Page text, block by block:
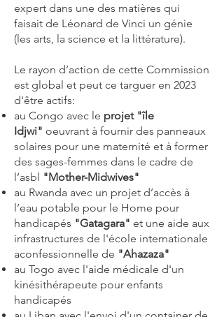
expert dans une des matières qui
faisait de Léonard de Vinci un génie
(les arts, la science et la littérature).
Le rayon d’action de cette Commission
est global et peut ce targuer en 2023
d'être actifs:
au Congo avec le projet "île
Idjwi" oeuvrant à fournir des panneaux
solaires pour une maternité et à former
des sages-femmes dans le cadre de
l’asbl "Mother-Midwives"
au Rwanda avec un projet d’accès à
l’eau potable pour le Home pour
handicapés "Gatagara" et une aide aux
infrastructures de l'école internationale
aconfessionnelle de "Ahazaza"
au Togo avec l'aide médicale d'un
kinésithérapeute pour enfants
handicapés